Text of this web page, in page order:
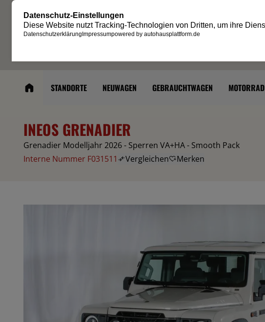
STANDORTE NEUWAGEN GEBRAUCHTWAGEN MOTORRAD
INEOS GRENADIER
Grenadier Modelljahr 2026 - Sperren VA+HA - Smooth Pack
Interne Nummer F031511
Vergleichen Merken